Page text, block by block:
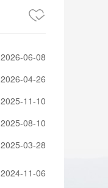
2026-06-08
2026-04-26
2025-11-10
2025-08-10
2025-03-28
2024-11-06